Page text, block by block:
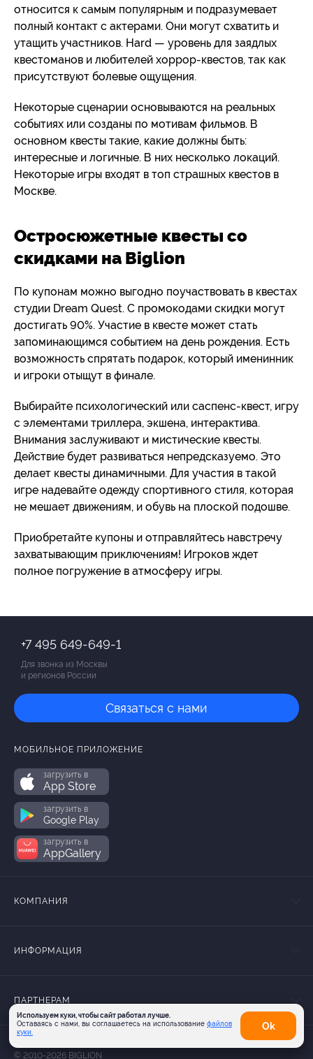
относится к самым популярным и подразумевает
полный контакт с актерами. Они могут схватить и
утащить участников. Hard — уровень для заядлых
квестоманов и любителей хоррор-квестов, так как
присутствуют болевые ощущения.
Некоторые сценарии основываются на реальных
событиях или созданы по мотивам фильмов. В
основном квесты такие, какие должны быть:
интересные и логичные. В них несколько локаций.
Некоторые игры входят в топ страшных квестов в
Москве.
Остросюжетные квесты со
скидками на Biglion
По купонам можно выгодно поучаствовать в квестах
студии Dream Quest. С промокодами скидки могут
достигать 90%. Участие в квесте может стать
запоминающимся событием на день рождения. Есть
возможность спрятать подарок, который именинник
и игроки отыщут в финале.
Выбирайте психологический или саспенс-квест, игру
с элементами триллера, экшена, интерактива.
Внимания заслуживают и мистические квесты.
Действие будет развиваться непредсказуемо. Это
делает квесты динамичными. Для участия в такой
игре надевайте одежду спортивного стиля, которая
не мешает движениям, и обувь на плоской подошве.
Приобретайте купоны и отправляйтесь навстречу
захватывающим приключениям! Игроков ждет
полное погружение в атмосферу игры.
Используем куки, чтобы сайт работал лучше.
Оставаясь с нами, вы соглашаетесь на использование файлов
куки.
Оk
+7 495 649-649-1
Для звонка из Москвы
и регионов России
Связаться с нами
МОБИЛЬНОЕ ПРИЛОЖЕНИЕ
загрузить в
App Store
загрузить в
Google Play
загрузить в
AppGallery
КОМПАНИЯ
ИНФОРМАЦИЯ
ПАРТНЕРАМ
© 2010-2026 BIGLION